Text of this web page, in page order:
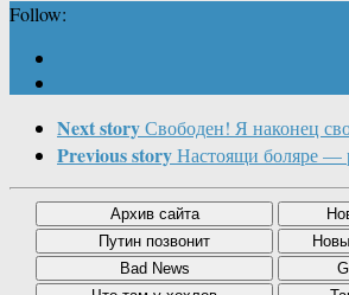
Follow:
Next storyСвободен! Я наконец
Previous storyНастоящи боляре —